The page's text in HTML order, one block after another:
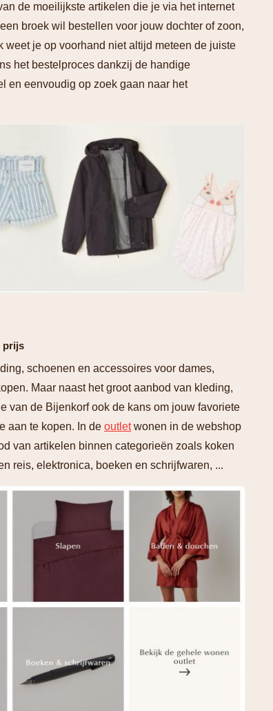
de moeilijkste artikelen die je via het internet
broek wil bestellen voor jouw dochter of zoon,
je op voorhand niet altijd meteen de juiste
het bestelproces dankzij de handige
en eenvoudig op zoek gaan naar het
prijs
schoenen en accessoires voor dames,
Maar naast het groot aanbod van kleding,
van de Bijenkorf ook de kans om jouw favoriete
aan te kopen. In de outletwonen in de webshop
van artikelen binnen categorieën zoals koken
reis, elektronica, boeken en schrijfwaren, ...